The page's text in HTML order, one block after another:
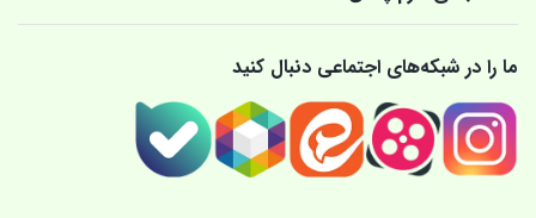
ما را در شبکه‌های اجتماعی دنبال کنید